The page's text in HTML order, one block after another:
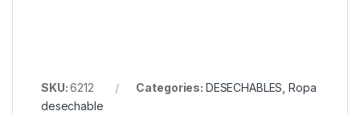
SKU:6212 Categories: DESECHABLES ,Ropa
desechable